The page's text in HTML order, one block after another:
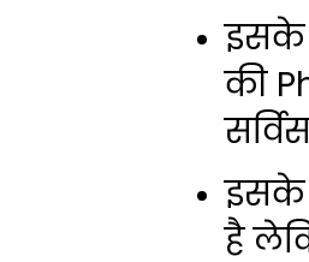
इसके
की
इसके
है